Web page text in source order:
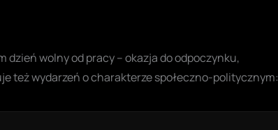
dzień wolny od pracy – okazja do odpoczynku,
też wydarzeń o charakterze społeczno-politycznym: